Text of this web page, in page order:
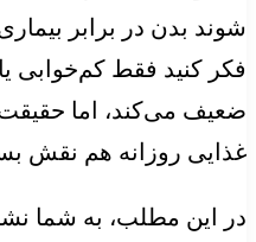
شوند بدن در برابر
فکر کنید فقط کم‌خوابی
ضعیف می‌کند، اما
غذایی روزانه هم نقش
در این مطلب، به شما